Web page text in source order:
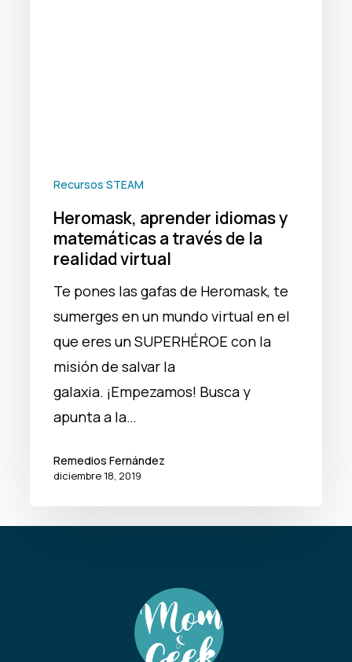
Recursos STEAM
Heromask, aprender idiomas y
matemáticas a través de la
realidad virtual
Te pones las gafas de Heromask, te
sumerges en un mundo virtual en el
que eres un SUPERHÉROE con la
misión de salvar la
galaxia. ¡Empezamos! Busca y
apunta a la…
Remedios Fernández
diciembre 18, 2019